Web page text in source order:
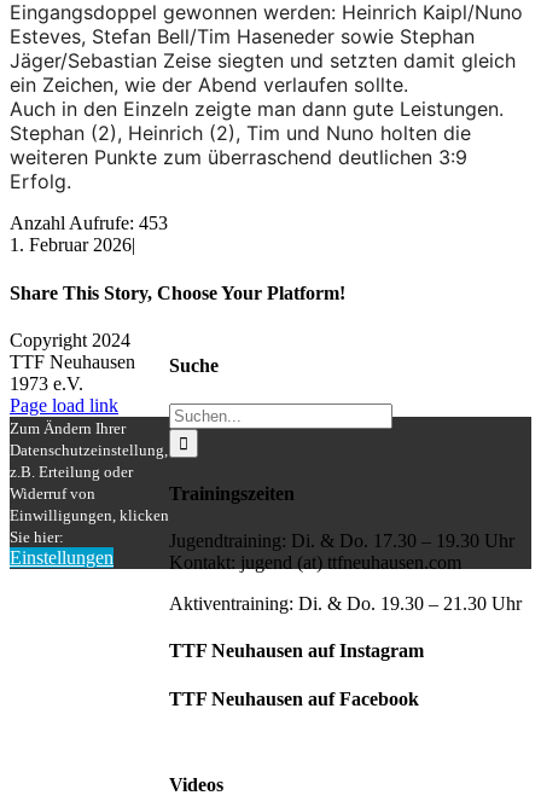
Eingangsdoppel gewonnen werden: Heinrich Kaipl/Nuno
Esteves, Stefan Bell/Tim Haseneder sowie Stephan
Jäger/Sebastian Zeise siegten und setzten damit gleich
ein Zeichen, wie der Abend verlaufen sollte.
Auch in den Einzeln zeigte man dann gute Leistungen.
Stephan (2), Heinrich (2), Tim und Nuno holten die
weiteren Punkte zum überraschend deutlichen 3:9
Erfolg.
Anzahl Aufrufe: 453
1. Februar 2026|
Share This Story, Choose Your Platform!
Facebook
X
Reddit
LinkedIn
WhatsApp
Tumblr
Pinterest
Vk
Xing
E-
Mail
Suche
Suche
nach:
Trainingszeiten
Jugendtraining: Di. & Do. 17.30 – 19.30 Uhr
Kontakt: jugend (at) ttfneuhausen.com
Aktiventraining: Di. & Do. 19.30 – 21.30 Uhr
TTF Neuhausen auf Instagram
TTF Neuhausen auf Facebook
Videos
Copyright 2024
TTF Neuhausen
1973 e.V.
Facebook
Instagram
Page load link
Zum Ändern Ihrer
Datenschutzeinstellung,
z.B. Erteilung oder
Widerruf von
Einwilligungen, klicken
Sie hier:
Einstellungen